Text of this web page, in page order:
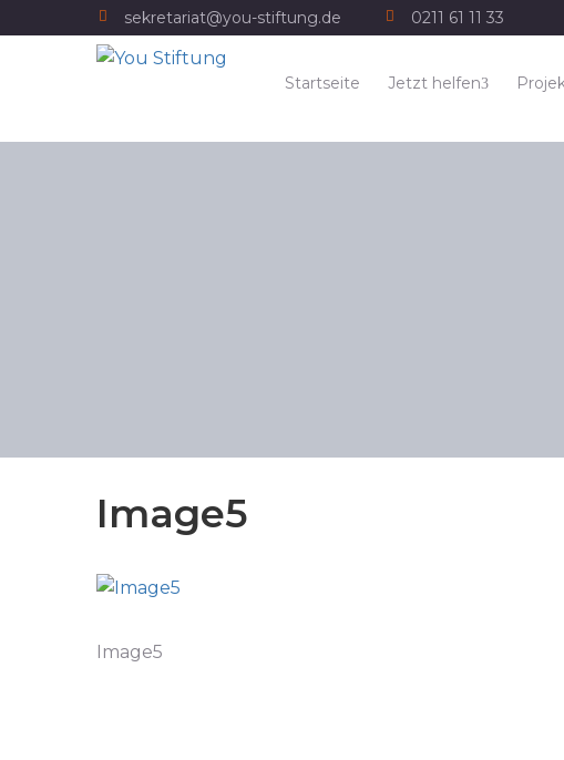
sekretariat@you-stiftung.de 0211 61 11 33
Startseite Jetzt helfen
Image5
Image5